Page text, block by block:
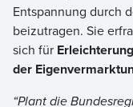
Entspannung durch
beizutragen. Sie
sich für
der
“Plant die